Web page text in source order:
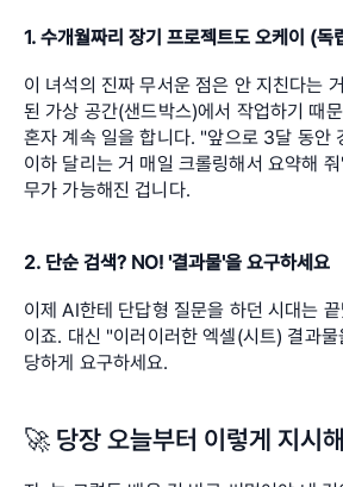
1. 수개월짜리 장기 프로젝트도 오케이 (독
이 녀석의 진짜 무서운 점은 안 지친다는
된 가상 공간(샌드박스)에서 작업하기 때
혼자 계속 일을 합니다. "앞으로 3달 동안
이하 달리는 거 매일 크롤링해서 요약해
무가 가능해진 겁니다.
2. 단순 검색? NO! '결과물'을 요구하세요
이제 AI한테 단답형 질문을 하던 시대는
이죠. 대신 "이러이러한 엑셀(시트) 결과
당하게 요구하세요.
🚀 당장 오늘부터 이렇게 지시